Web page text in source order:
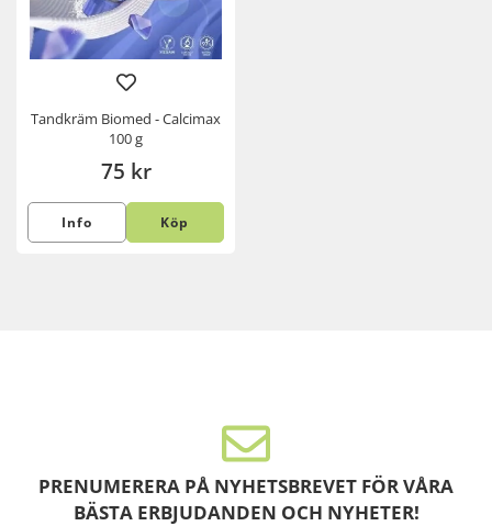
Tandkräm Biomed - Calcimax
100 g
75 kr
Info Köp
PRENUMERERA PÅ NYHETSBREVET FÖR VÅRA
BÄSTA ERBJUDANDEN OCH NYHETER!